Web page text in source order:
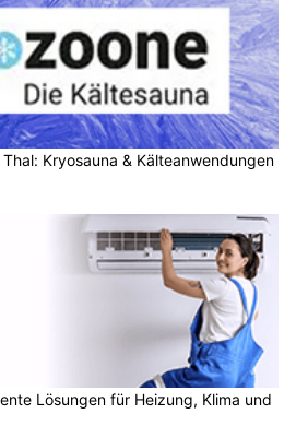
Kryosauna & Kälteanwendungen
Lösungen für Heizung, Klima und